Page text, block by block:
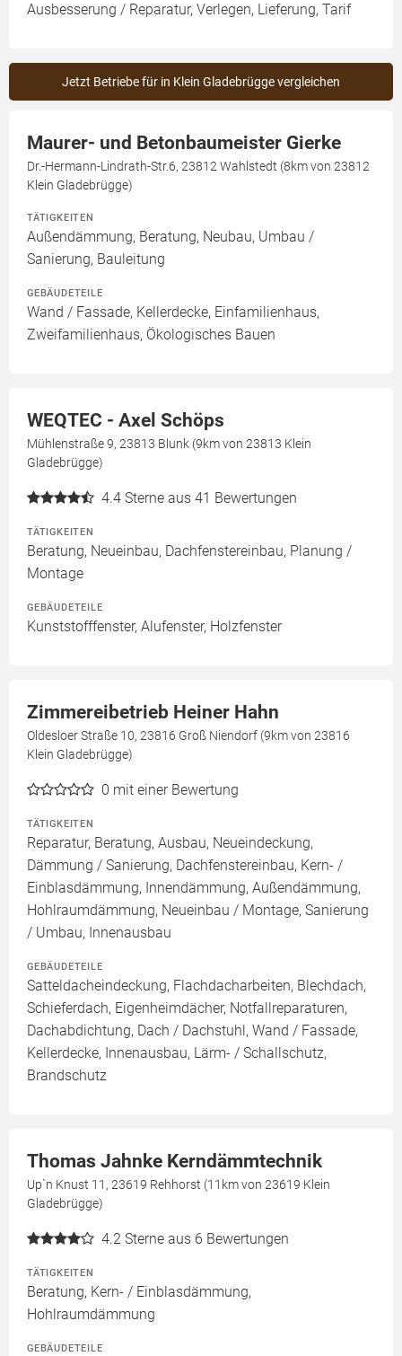
Ausbesserung / Reparatur, Verlegen, Lieferung, Tarif
Jetzt Betriebe für in Klein Gladebrügge vergleichen
Maurer- und Betonbaumeister Gierke
Dr.-Hermann-Lindrath-Str.6, 23812 Wahlstedt (8km von 23812
Klein Gladebrügge)
TÄTIGKEITEN
Außendämmung, Beratung, Neubau, Umbau /
Sanierung, Bauleitung
GEBÄUDETEILE
Wand / Fassade, Kellerdecke, Einfamilienhaus,
Zweifamilienhaus, Ökologisches Bauen
WEQTEC - Axel Schöps
Mühlenstraße 9, 23813 Blunk (9km von 23813 Klein
Gladebrügge)
4.4 Sterne aus 41 Bewertungen
TÄTIGKEITEN
Beratung, Neueinbau, Dachfenstereinbau, Planung /
Montage
GEBÄUDETEILE
Kunststofffenster, Alufenster, Holzfenster
Zimmereibetrieb Heiner Hahn
Oldesloer Straße 10, 23816 Groß Niendorf (9km von 23816
Klein Gladebrügge)
0 mit einer Bewertung
TÄTIGKEITEN
Reparatur, Beratung, Ausbau, Neueindeckung,
Dämmung / Sanierung, Dachfenstereinbau, Kern- /
Einblasdämmung, Innendämmung, Außendämmung,
Hohlraumdämmung, Neueinbau / Montage, Sanierung
/ Umbau, Innenausbau
GEBÄUDETEILE
Satteldacheindeckung, Flachdacharbeiten, Blechdach,
Schieferdach, Eigenheimdächer, Notfallreparaturen,
Dachabdichtung, Dach / Dachstuhl, Wand / Fassade,
Kellerdecke, Innenausbau, Lärm- / Schallschutz,
Brandschutz
Thomas Jahnke Kerndämmtechnik
Up`n Knust 11, 23619 Rehhorst (11km von 23619 Klein
Gladebrügge)
4.2 Sterne aus 6 Bewertungen
TÄTIGKEITEN
Beratung, Kern- / Einblasdämmung,
Hohlraumdämmung
GEBÄUDETEILE